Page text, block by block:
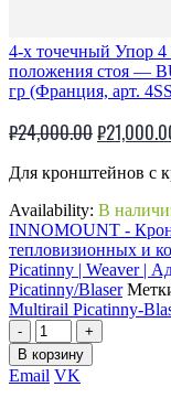
4-х точечный Упор 4
положения стоя —
гр (Франция, арт.
₽24,000.00₽
Для кронштейнов c
Availability: В
INNOMOUNT -
тепловизионных и
Picatinny | Weaver |
Picatinny/Blaser
Multirail Picatinny-
-
+
В корзину
Email VK